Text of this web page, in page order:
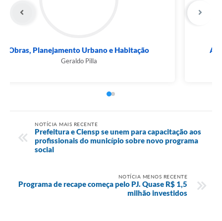
Obras, Planejamento Urbano e Habitação
Geraldo Pilla
NOTÍCIA MAIS RECENTE
Prefeitura e Ciensp se unem para capacitação aos
profissionais do município sobre novo programa
social
NOTÍCIA MENOS RECENTE
Programa de recape começa pelo PJ. Quase R$ 1,5
milhão investidos